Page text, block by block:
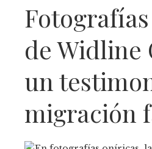
de Widline
un
migración